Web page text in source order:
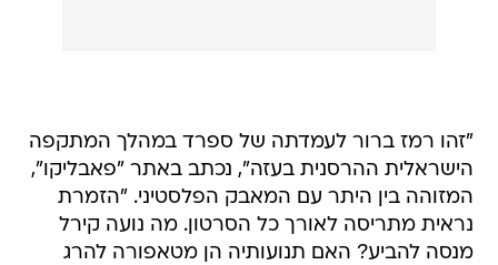
"זהו רמז ברור לעמדתה של ספרד במהלך המתקפה
הישראלית ההרסנית בעזה", נכתב באתר "פאבליקו",
המזוהה בין היתר עם המאבק הפלסטיני. "הזמרת
נראית מתריסה לאורך כל הסרטון. מה נועה קירל
מנסה להביע? האם תנועותיה הן מטאפורה להרג